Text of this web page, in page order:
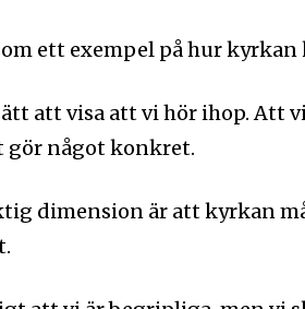
ett exempel på hur
att visa att vi hör ihop. Att
något konkret.
dimension är att kyrkan